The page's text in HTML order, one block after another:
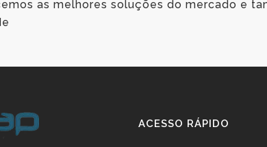
as melhores soluções do mercado e
ACESSO RÁPIDO